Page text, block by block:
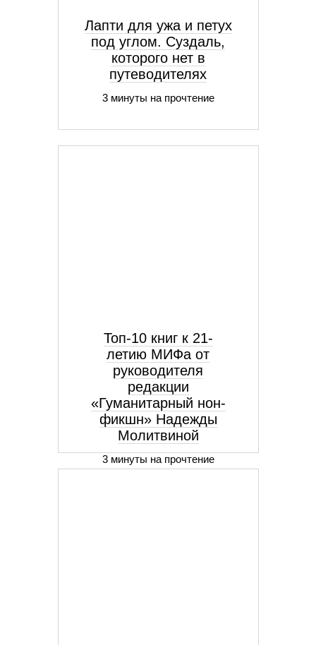
Лапти для ужа и петух
под углом. Суздаль,
которого нет в
путеводителях
3 минуты на прочтение
Топ-10 книг к 21-
летию МИФа от
руководителя
редакции
«Гуманитарный нон-
фикшн» Надежды
Молитвиной
3 минуты на прочтение